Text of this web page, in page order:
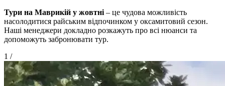
Тури на Маврикій у жовтні – це чудова можливість
насолодитися райським відпочинком у оксамитовий сезон.
Наші менеджери докладно розкажуть про всі нюанси та
допоможуть забронювати тур.
1 /